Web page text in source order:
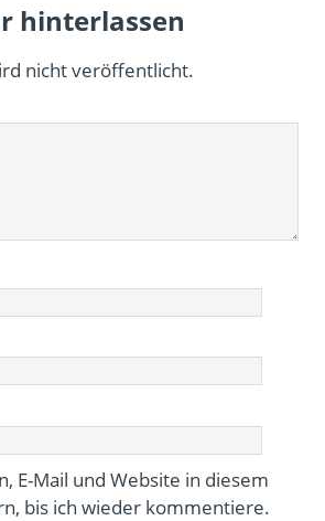
hinterlassen
nicht veröffentlicht.
E-Mail und Website in diesem
bis ich wieder kommentiere.